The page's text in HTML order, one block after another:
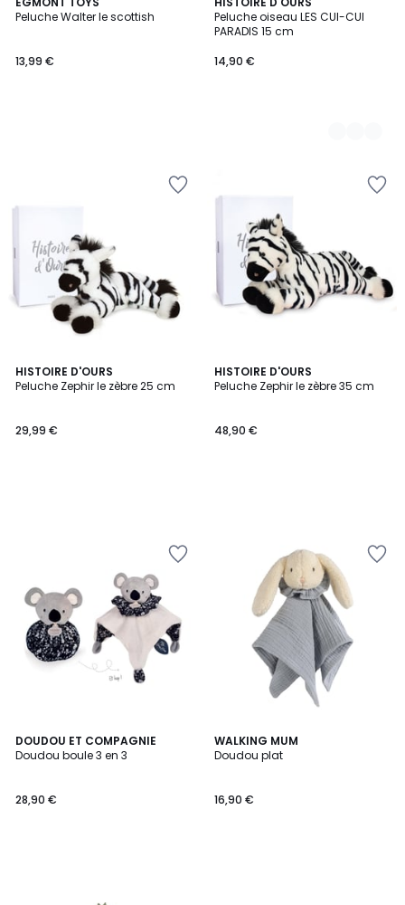
Peluche Walter le scottish
13,99 €
Peluche oiseau LES CUI-CUI
PARADIS 15 cm
14,90 €
6
Couleurs
HISTOIRE D'OURS
Peluche Zephir le zèbre 25 cm
29,99 €
HISTOIRE D'OURS
Peluche Zephir le zèbre 35 cm
48,90 €
DOUDOU ET COMPAGNIE
Doudou boule 3 en 3
28,90 €
WALKING MUM
Doudou plat
16,90 €